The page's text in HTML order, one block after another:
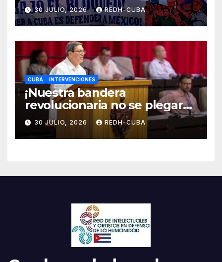
30 JULIO, 2026 REDH-CUBA
CUBA INTERVENCIONES
¡Nuestra bandera
revolucionaria no se plegará
jamás! Por Bruno Rodríguez
Parrilla
30 JULIO, 2026 REDH-CUBA